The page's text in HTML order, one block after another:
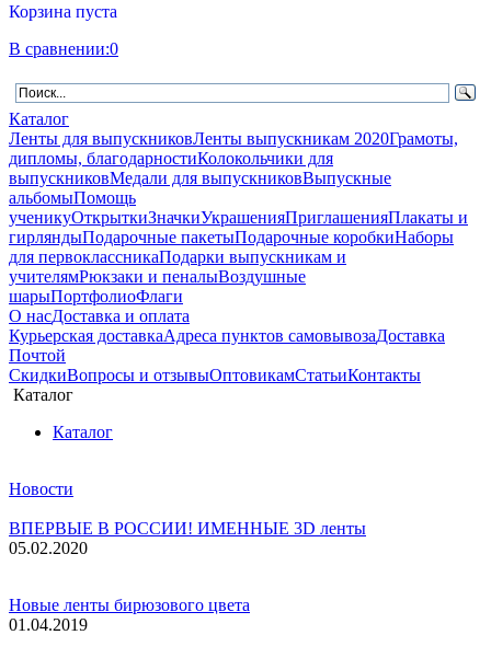
Корзина пуста
В сравнении:0
Каталог
Ленты для выпускниковЛенты выпускникам 2020Грамоты,
дипломы, благодарностиКолокольчики для
выпускниковМедали для выпускниковВыпускные
альбомыПомощь
ученикуОткрыткиЗначкиУкрашенияПриглашенияПлакаты и
гирляндыПодарочные пакетыПодарочные коробкиНаборы
для первоклассникаПодарки выпускникам и
учителямРюкзаки и пеналыВоздушные
шарыПортфолиоФлаги
О насДоставка и оплата
Курьерская доставкаАдреса пунктов самовывозаДоставка
Почтой
СкидкиВопросы и отзывыОптовикамСтатьиКонтакты
Каталог
Каталог
Новости
ВПЕРВЫЕ В РОССИИ! ИМЕННЫЕ 3D ленты
05.02.2020
Новые ленты бирюзового цвета
01.04.2019